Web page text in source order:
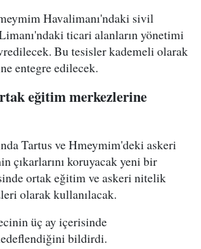
Havalimanı'ndaki sivil
ticari alanların yönetimi
Bu tesisler kademeli olarak
entegre edilecek.
eğitim merkezlerine
Tartus ve Hmeymim'deki askeri
çıkarlarını koruyacak yeni bir
ortak eğitim ve askeri nitelik
olarak kullanılacak.
üç ay içerisinde
bildirdi.